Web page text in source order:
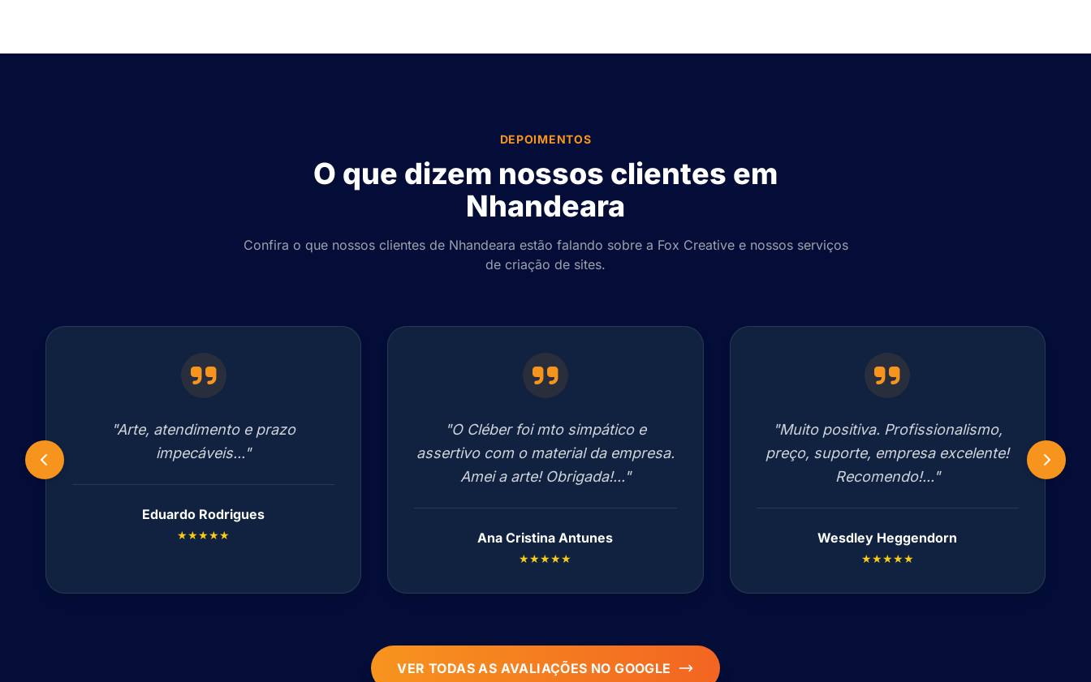
DEPOIMENTOS
O que dizem nossos clientes em
Nhandeara
Confira o que nossos clientes de Nhandeara estão falando sobre a Fox Creative e nossos serviços
de criação de sites.
"Arte, atendimento e prazo
impecáveis..."
Eduardo Rodrigues
★★★★★
"O Cléber foi mto simpático e
assertivo com o material da empresa.
Amei a arte! Obrigada!..."
Ana Cristina Antunes
★★★★★
"Muito positiva. Profissionalismo,
preço, suporte, empresa excelente!
Recomendo!..."
Wesdley Heggendorn
★★★★★
VER TODAS AS AVALIAÇÕES NO GOOGLE